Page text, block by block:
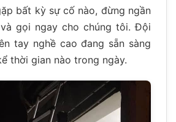
bất kỳ sự cố nào, đừng ngần
gọi ngay cho chúng tôi. Đội
tay nghề cao đang sẵn sàng
thời gian nào trong ngày.